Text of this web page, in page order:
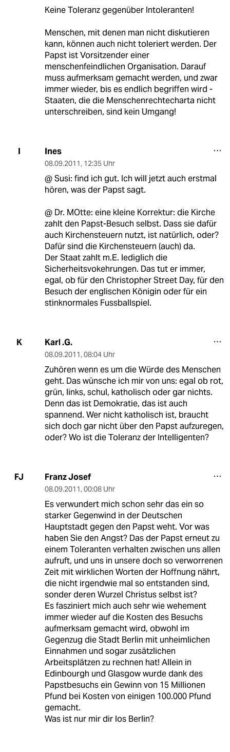
Keine Toleranz gegenüber Intoleranten!
Menschen, mit denen man nicht diskutieren
kann, können auch nicht toleriert werden. Der
Papst ist Vorsitzender einer
menschenfeindlichen Organisation. Darauf
muss aufmerksam gemacht werden, und zwar
immer wieder, bis es endlich begriffen wird -
Staaten, die die Menschenrechtecharta nicht
unterschreiben, sind kein Umgang!
I Ines
08.09.2011, 12:35 Uhr
@ Susi: find ich gut. Ich will jetzt auch erstmal
hören, was der Papst sagt.
@ Dr. MOtte: eine kleine Korrektur: die Kirche
zahlt den Papst-Besuch selbst. Dass sie dafür
auch Kirchensteuern nutzt, ist natürlich, oder?
Dafür sind die Kirchensteuern (auch) da.
Der Staat zahlt m.E. lediglich die
Sicherheitsvokehrungen. Das tut er immer,
egal, ob für den Christopher Street Day, für den
Besuch der englischen Königin oder für ein
stinknormales Fussballspiel.
K Karl .G.
08.09.2011, 08:04 Uhr
Zuhören wenn es um die Würde des Menschen
geht. Das wünsche ich mir von uns: egal ob rot,
grün, links, schul, katholisch oder gar nichts.
Denn das ist Demokratie, das ist auch
spannend. Wer nicht katholisch ist, braucht
sich doch gar nicht über den Papst aufzuregen,
oder? Wo ist die Toleranz der Intelligenten?
FJ Franz Josef
08.09.2011, 00:08 Uhr
Es verwundert mich schon sehr das ein so
starker Gegenwind in der Deutschen
Hauptstadt gegen den Papst weht. Vor was
haben Sie den Angst? Das der Papst erneut zu
einem Toleranten verhalten zwischen uns allen
aufruft, und uns in unsere doch so verworrenen
Zeit mit wirklichen Worten der Hoffnung nährt,
die nicht irgendwie mal so entstanden sind,
sonder deren Wurzel Christus selbst ist?
Es fasziniert mich auch sehr wie wehement
immer wieder auf die Kosten des Besuchs
aufmerksam gemacht wird, obwohl im
Gegenzug die Stadt Berlin mit unheimlichen
Einnahmen und sogar zusätzlichen
Arbeitsplätzen zu rechnen hat! Allein in
Edinbourgh und Glasgow wurde dank des
Papstbesuchs ein Gewinn von 15 Millionen
Pfund bei Kosten von einigen 100.000 Pfund
gemacht.
Was ist nur mir dir los Berlin?